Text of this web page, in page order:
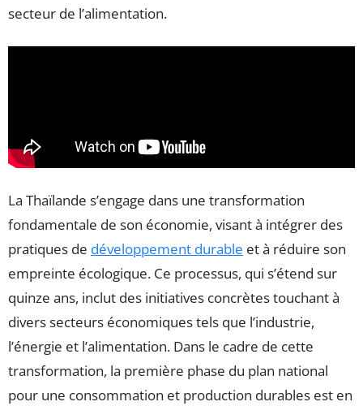
secteur de l’alimentation.
La Thaïlande s’engage dans une transformation
fondamentale de son économie, visant à intégrer des
pratiques de développement durable et à réduire son
empreinte écologique. Ce processus, qui s’étend sur
quinze ans, inclut des initiatives concrètes touchant à
divers secteurs économiques tels que l’industrie,
l’énergie et l’alimentation. Dans le cadre de cette
transformation, la première phase du plan national
pour une consommation et production durables est en